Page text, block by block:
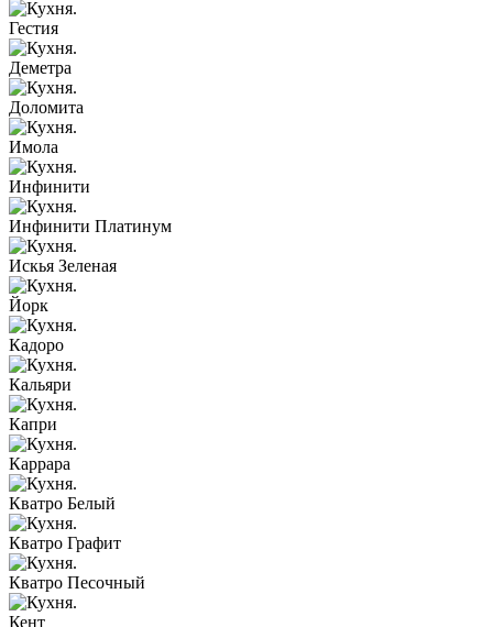
Гестия
Деметра
Доломита
Имола
Инфинити
Инфинити Платинум
Искья Зеленая
Йорк
Кадоро
Кальяри
Капри
Каррара
Кватро Белый
Кватро Графит
Кватро Песочный
Кент